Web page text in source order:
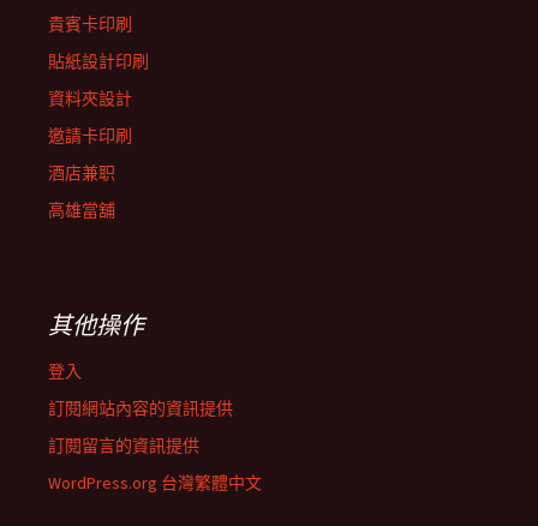
貴賓卡印刷
貼紙設計印刷
資料夾設計
邀請卡印刷
酒店兼职
高雄當舖
其他操作
登入
訂閱網站內容的資訊提供
訂閱留言的資訊提供
WordPress.org 台灣繁體中文